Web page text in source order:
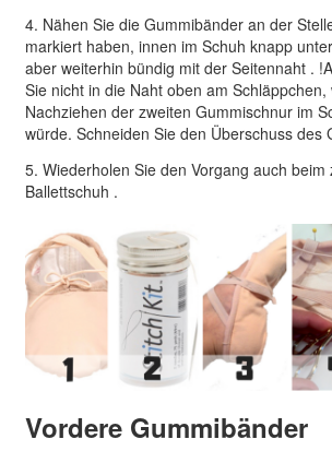
4. Nähen Sie die Gummibänder an der
markiert haben, innen im Schuh knapp
aber weiterhin bündig mit der Seitennaht .
Sie nicht in die Naht oben am Schläppchen,
Nachziehen der zweiten Gummischnur im
würde. Schneiden Sie den Überschuss des
5. Wiederholen Sie den Vorgang auch beim
Ballettschuh .
Vordere Gummibänder